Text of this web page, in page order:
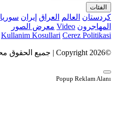
الفئات
كردستان العالم العراق إيران سوريا
المهاجرون Video معرض الصور
Kullanim Kosullari Cerez Politikasi
©Copyright 2026 | جميع الحقوق محفوظة.
Popup Reklam Alanı